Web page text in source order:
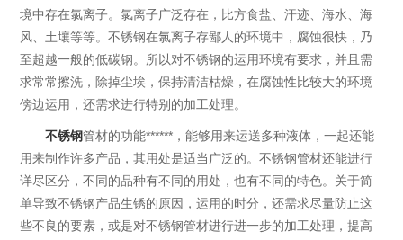
境中存在氯离子。氯离子广泛存在，比方食盐、汗迹、海水、海
风、土壤等等。不锈钢在氯离子存鄙人的环境中，腐蚀很快，乃
至超越一般的低碳钢。所以对不锈钢的运用环境有要求，并且需
求常常擦洗，除掉尘埃，保持清洁枯燥，在腐蚀性比较大的环境
傍边运用，还需求进行特别的加工处理。
不锈钢管材的功能******，能够用来运送多种液体，一起还能
用来制作许多产品，其用处是适当广泛的。不锈钢管材还能进行
详尽区分，不同的品种有不同的用处，也有不同的特色。关于简
单导致不锈钢产品生锈的原因，运用的时分，还需求尽量防止这
些不良的要素，或是对不锈钢管材进行进一步的加工处理，提高